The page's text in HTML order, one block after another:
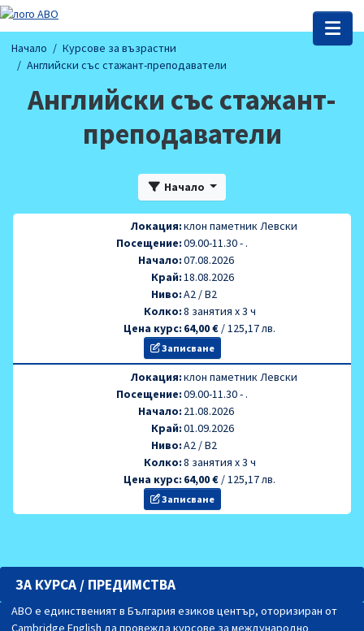
Начало
Курсове за възрастни
Английски със стажант-преподаватели
Английски със стажант-
преподаватели
Начало
Локация:клон паметник Левски
Посещение:09.00-11.30 - .
Начало:07.08.2026
Край:18.08.2026
Ниво:A2 / B2
Колко:8 занятия х 3 ч
Цена курс: 64,00 € /125,17 лв.
Записване
Локация:клон паметник Левски
Посещение:09.00-11.30 - .
Начало: 21.08.2026
Край:01.09.2026
Ниво:A2 / B2
Колко:8 занятия х 3 ч
Цена курс: 64,00 € /125,17 лв.
Записване
ЗА КУРСА / ПРЕДИМСТВА
АВО е единственият в България езиков център, оторизиран от
Cambridge English да провежда курсове за международно